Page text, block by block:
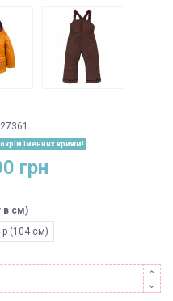
іменних крижм!
грн
в см)
р (104 см)